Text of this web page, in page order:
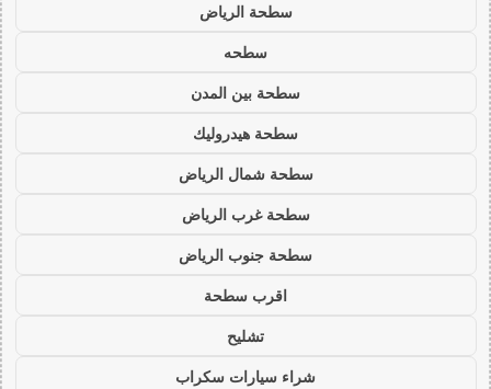
سطحة الرياض
سطحه
سطحة بين المدن
سطحة هيدروليك
سطحة شمال الرياض
سطحة غرب الرياض
سطحة جنوب الرياض
اقرب سطحة
تشليح
شراء سيارات سكراب